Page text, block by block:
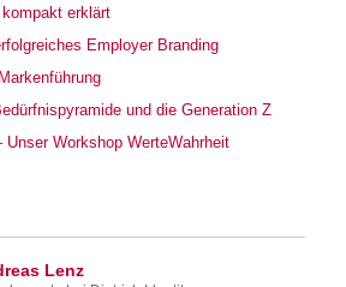
erklärt
Employer Branding
und die Generation Z
Unser Workshop WerteWahrheit
Lenz